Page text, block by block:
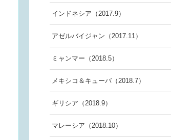
インドネシア（2017.9）
アゼルバイジャン（2017.11）
ミャンマー（2018.5）
メキシコ＆キューバ（2018.7）
ギリシア（2018.9）
マレーシア（2018.10）